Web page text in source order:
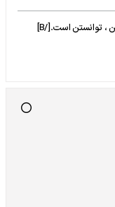
[COLOR=#008000][SIZE=7][FONT=arial][B]خواستن ، توانستن است.[/B]